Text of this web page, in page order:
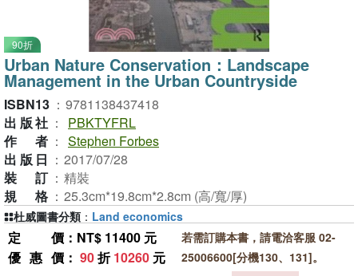
90折
Urban Nature Conservation：Landscape
Management in the Urban Countryside
ISBN13 ： 9781138437418
出版社 ：
PBKTYFRL
作者 ： Stephen Forbes
出版日 ： 2017/07/28
裝訂 ： 精裝
規格 ： 25.3cm*19.8cm*2.8cm (高/寬/厚)
定價 ：NT$ 11400 元
優惠價 ： 90折10260 元
若需訂購本書，請電洽客服 02-
25006600[分機130、131]。
杜威圖書分類 ： Land economics